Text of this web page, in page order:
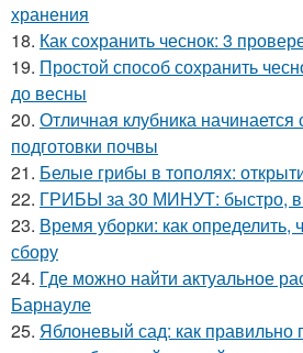
хранения
18. Как сохранить чеснок: 3
19. Простой способ сохранить
до весны
20. Отличная клубника начинается
подготовки почвы
21. Белые грибы в тополях:
22. ГРИБЫ за 30 МИНУТ: быстро,
23. Время уборки: как определить,
сбору
24. Где можно найти актуальное
Барнауле
25. Яблоневый сад: как правильно